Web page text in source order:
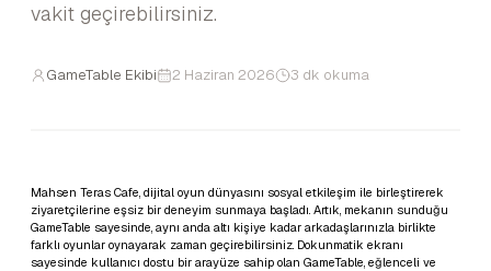
vakit geçirebilirsiniz.
GameTable Ekibi 2 Haziran 2026 3 dk okuma
Mahsen Teras Cafe, dijital oyun dünyasını sosyal etkileşim ile birleştirerek
ziyaretçilerine eşsiz bir deneyim sunmaya başladı. Artık, mekanın sunduğu
GameTable sayesinde, aynı anda altı kişiye kadar arkadaşlarınızla birlikte
farklı oyunlar oynayarak zaman geçirebilirsiniz. Dokunmatik ekranı
sayesinde kullanıcı dostu bir arayüze sahip olan GameTable, eğlenceli ve